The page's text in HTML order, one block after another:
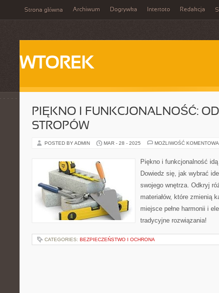
Strona główna Archiwum Dogrywka Intertoto Redakcja
WTOREK
PIĘKNO I FUNKCJONALNOŚĆ:
STROPÓW
POSTED BY ADMIN MAR - 28 - 2025 MOŻLIWOŚĆ
Piękno i funkcjonalność
Dowiedz się, jak wybrać
swojego wnętrza. Odkryj
materiałów, które zmienią
miejsce pełne harmonii i
tradycyjne rozwiązania!
CATEGORIES: BEZPIECZEŃSTWO I OCHRONA